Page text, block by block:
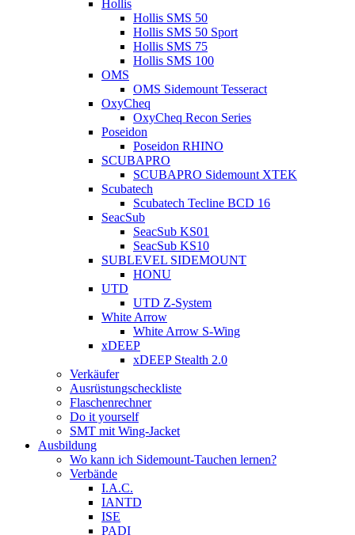
Hollis
Hollis SMS 50
Hollis SMS 50 Sport
Hollis SMS 75
Hollis SMS 100
OMS
OMS Sidemount Tesseract
OxyCheq
OxyCheq Recon Series
Poseidon
Poseidon RHINO
SCUBAPRO
SCUBAPRO Sidemount XTEK
Scubatech
Scubatech Tecline BCD 16
SeacSub
SeacSub KS01
SeacSub KS10
SUBLEVEL SIDEMOUNT
HONU
UTD
UTD Z-System
White Arrow
White Arrow S-Wing
xDEEP
xDEEP Stealth 2.0
Verkäufer
Ausrüstungscheckliste
Flaschenrechner
Do it yourself
SMT mit Wing-Jacket
Ausbildung
Wo kann ich Sidemount-Tauchen lernen?
Verbände
I.A.C.
IANTD
ISE
PADI